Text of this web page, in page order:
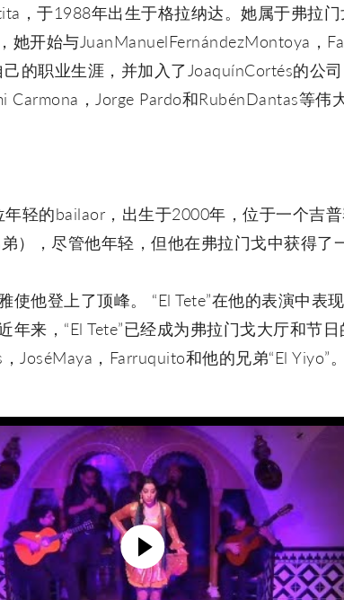
，于1988年出生于格拉纳达。她属于弗拉
她开始与JuanManuelFernándezMontoya，
的职业生涯，并加入了JoaquínCortés的公
Carmona，Jorge Pardo和RubénDantas等伟
年轻的bailaor，出生于2000年，位于一个吉
），尽管他年轻，但他在弗拉门戈中获得了
使他登上了顶峰。 “El Tete”在他的表演中表
来，“El Tete”已经成为弗拉门戈大厅和节
JoséMaya，Farruquito和他的兄弟“El Yiyo”